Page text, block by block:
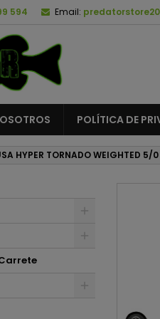
594 Email:
POLÍTICA DE
HYPER TORNADO WEIGHTED 5/0